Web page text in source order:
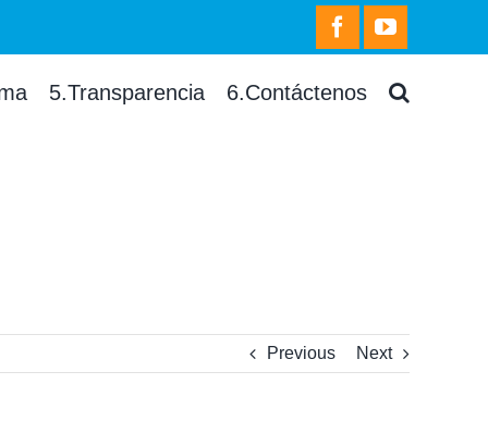
facebookyoutube
5.Transparencia 6.Contáctenos
Previous Next